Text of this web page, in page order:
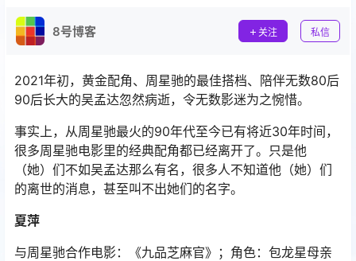
8号博客 关注 私信
2021年初，黄金配角、周星驰的最佳搭档、陪伴无数80后
90后长大的吴孟达忽然病逝，令无数影迷为之惋惜。
事实上，从周星驰最火的90年代至今已有将近30年时间，
很多周星驰电影里的经典配角都已经离开了。只是他
（她）们不如吴孟达那么有名，很多人不知道他（她）们
的离世的消息，甚至叫不出她们的名字。
夏萍
与周星驰合作电影：《九品芝麻官》；角色：包龙星母亲